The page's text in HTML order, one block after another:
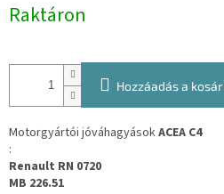
Raktáron
Hozzáadás a
Motorgyártói jóváhagyásokACEA C4
:
Renault RN 0720
MB 226.51